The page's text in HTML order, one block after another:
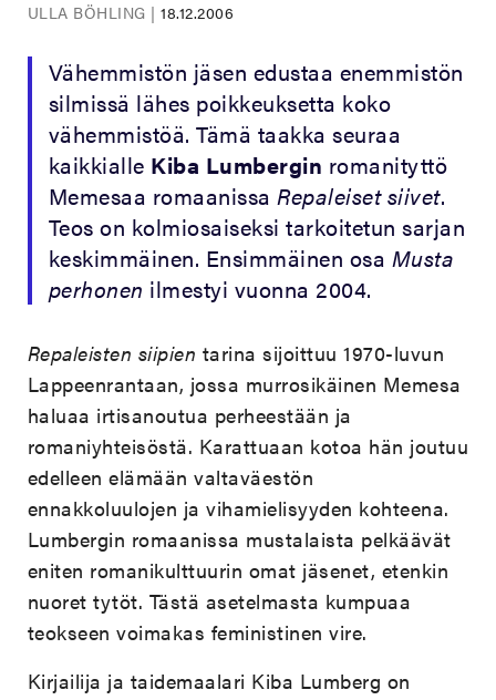
ULLA BÖHLING |18.12.2006
Vähemmistön jäsen edustaa enemmistön
silmissä lähes poikkeuksetta koko
vähemmistöä. Tämä taakka seuraa
kaikkialle Kiba Lumbergin romanityttö
Memesaa romaanissaRepaleiset siivet.
Teos on kolmiosaiseksi tarkoitetun sarjan
keskimmäinen. Ensimmäinen osa Musta
perhonen ilmestyi vuonna 2004.
Repaleisten siipien tarina sijoittuu 1970-luvun
Lappeenrantaan, jossa murrosikäinen Memesa
haluaa irtisanoutua perheestään ja
romaniyhteisöstä. Karattuaan kotoa hän joutuu
edelleen elämään valtaväestön
ennakkoluulojen ja vihamielisyyden kohteena.
Lumbergin romaanissa mustalaista pelkäävät
eniten romanikulttuurin omat jäsenet, etenkin
nuoret tytöt. Tästä asetelmasta kumpuaa
teokseen voimakas feministinen vire.
Kirjailija ja taidemaalari Kiba Lumberg on